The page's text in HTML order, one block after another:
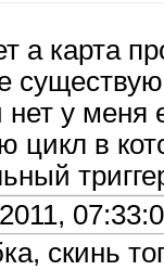
карта
у меня
цикл в
скинь